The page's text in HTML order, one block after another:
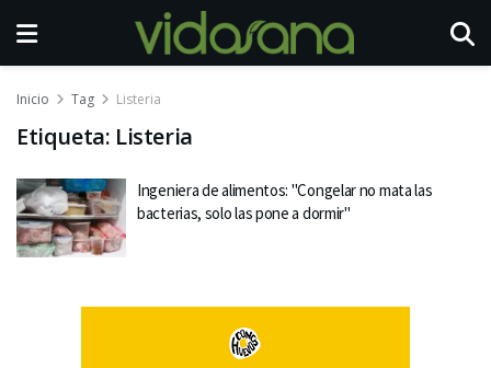
Inicio Tag Listeria
Etiqueta: Listeria
Ingeniera de alimentos: "Congelar no mata las
bacterias, solo las pone a dormir"